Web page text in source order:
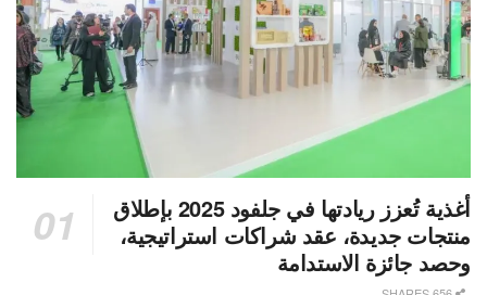
أغذية تُعزز ريادتها في جلفود 2025 بإطلاق
منتجات جديدة، عقد شراكات استراتيجية،
وحصد جائزة الاستدامة